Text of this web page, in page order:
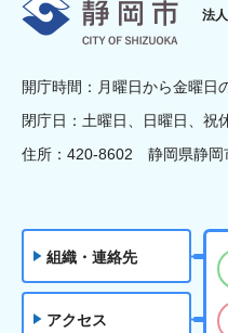
静
法
開庁時間：月曜日から金曜日
閉庁日：土曜日、日曜日、祝
住所：420-8602 静岡県静岡
組織・連絡先
アクセス